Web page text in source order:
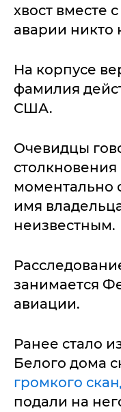
хвост вместе
аварии никто
На корпусе
фамилия
США.
Очевидцы
моментально
имя
неизвестным.
занимается
авиации.
Ранее стало
Белого дома
громкого
подали на